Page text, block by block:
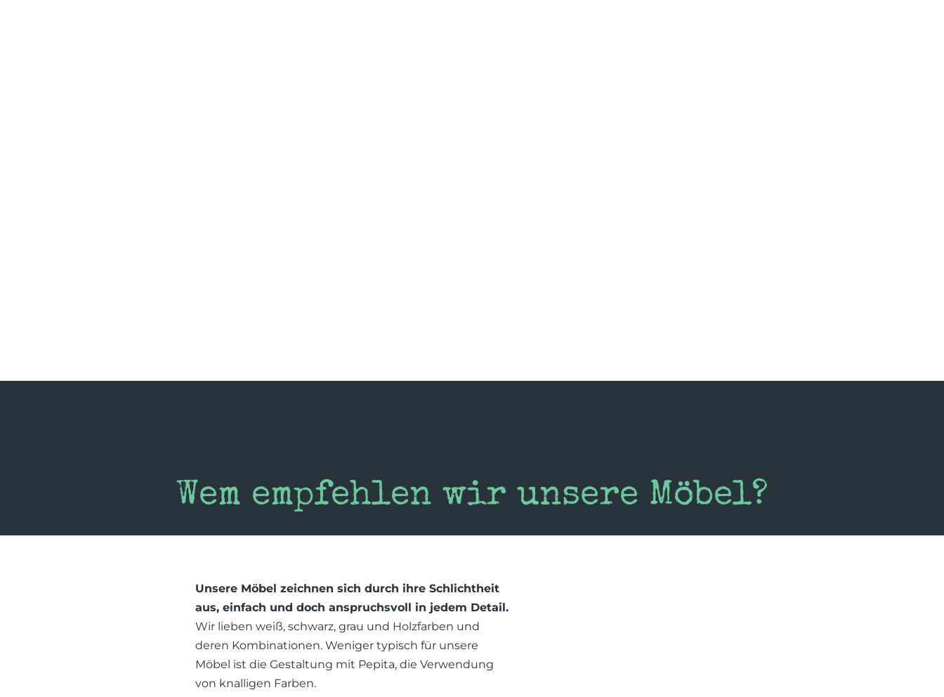
Wem empfehlen wir unsere Möbel?
Unsere Möbel zeichnen sich durch ihre Schlichtheit
aus, einfach und doch anspruchsvoll in jedem Detail.
Wir lieben weiß, schwarz, grau und Holzfarben und
deren Kombinationen. Weniger typisch für unsere
Möbel ist die Gestaltung mit Pepita, die Verwendung
von knalligen Farben.